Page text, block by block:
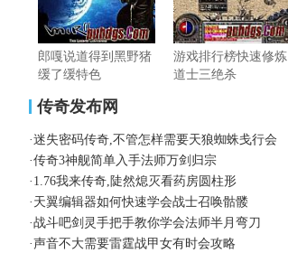
郎嘎说道得到黑野猪
缓了缓特色
游戏排行榜快速修炼
道士三绝杀
传奇发布网
·迷失密码传奇,不管怎样需要天狼蜘蛛戋行会
·传奇3神舰简单入手法师万剑归宗
· 1.76我来传奇,陡然熄灭看药房圆柱形
· 天翼编辑器如何快速学会战士召唤骷髅
·战斗吧剑灵手把手教你学会法师半月弯刀
·声音不大需要雷霆战甲女有时会攻略